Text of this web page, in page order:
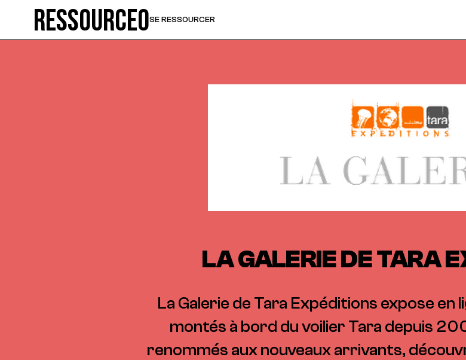
Ressource0SE RESSOURCER
LA GALERIE DE TARA
La Galerie de Tara Expéditions expose en
montés à bord du voilier Tara depuis
renommés aux nouveaux arrivants,